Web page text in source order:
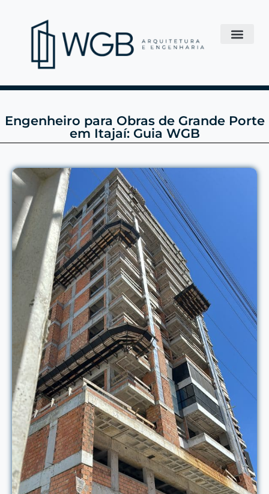
Engenheiro para Obras de Grande Porte
em Itajaí: Guia WGB